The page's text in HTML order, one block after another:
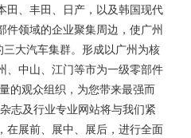
田、丰田、日产，以及韩国现代
件领域的企业聚集周边，使广州
大汽车集群。形成以广州为核
、中山、江门等市为一级零部件
的观众组织，为您带来最强而
志及行业专业网站将与我们紧
在展前、展中、展后，进行全面